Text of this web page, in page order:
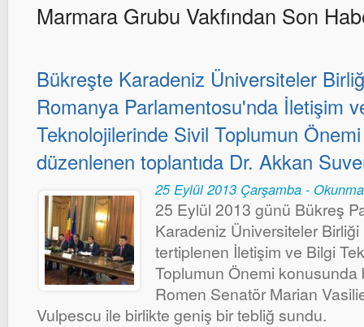
Marmara Grubu Vakfından Son
Bükreşte Karadeniz Üniversiteler
Romanya Parlamentosu'nda İletişim
Teknolojilerinde Sivil Toplumun
düzenlenen toplantıda Dr. Akkan
25 Eylül 2013 Çarşamba -
25 Eylül 2013 günü Bükreş
Karadeniz Üniversiteler Birliği
tertiplenen İletişim ve Bilgi
Toplumun Önemi
Romen Senatör Marian
Vulpescu ile birlikte geniş bir tebliğ sundu.